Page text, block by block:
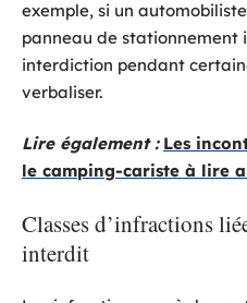
exemple, si un
panneau de
interdiction pendant
verbaliser.
Lire également : Les
le camping-cariste à lire
Classes d’infractions
interdit